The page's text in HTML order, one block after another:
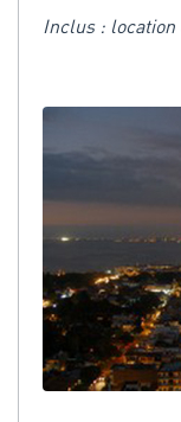
Inclus : location